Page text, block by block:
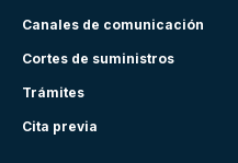
Canales de comunicación
Cortes de suministros
Trámites
Cita previa